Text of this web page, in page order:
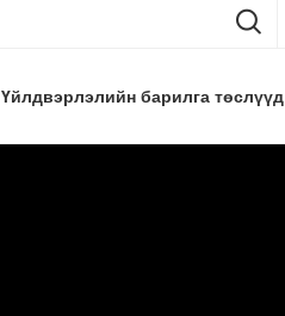
Үйлдвэрлэлийн барилга төслүүд